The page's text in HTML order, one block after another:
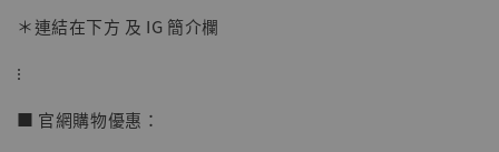
＊連結在下方 及 IG 簡介欄
⁝
■ 官網購物優惠：